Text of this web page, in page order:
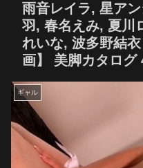
雨音レイラ, 星ア
羽, 春名えみ, 夏川
れいな, 波多野結
画】 美脚カタログ
ギャル